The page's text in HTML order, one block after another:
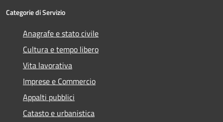
Categorie di Servizio
Anagrafe e stato civile
Cultura e tempo libero
Vita lavorativa
Imprese e Commercio
Appalti pubblici
Catasto e urbanistica